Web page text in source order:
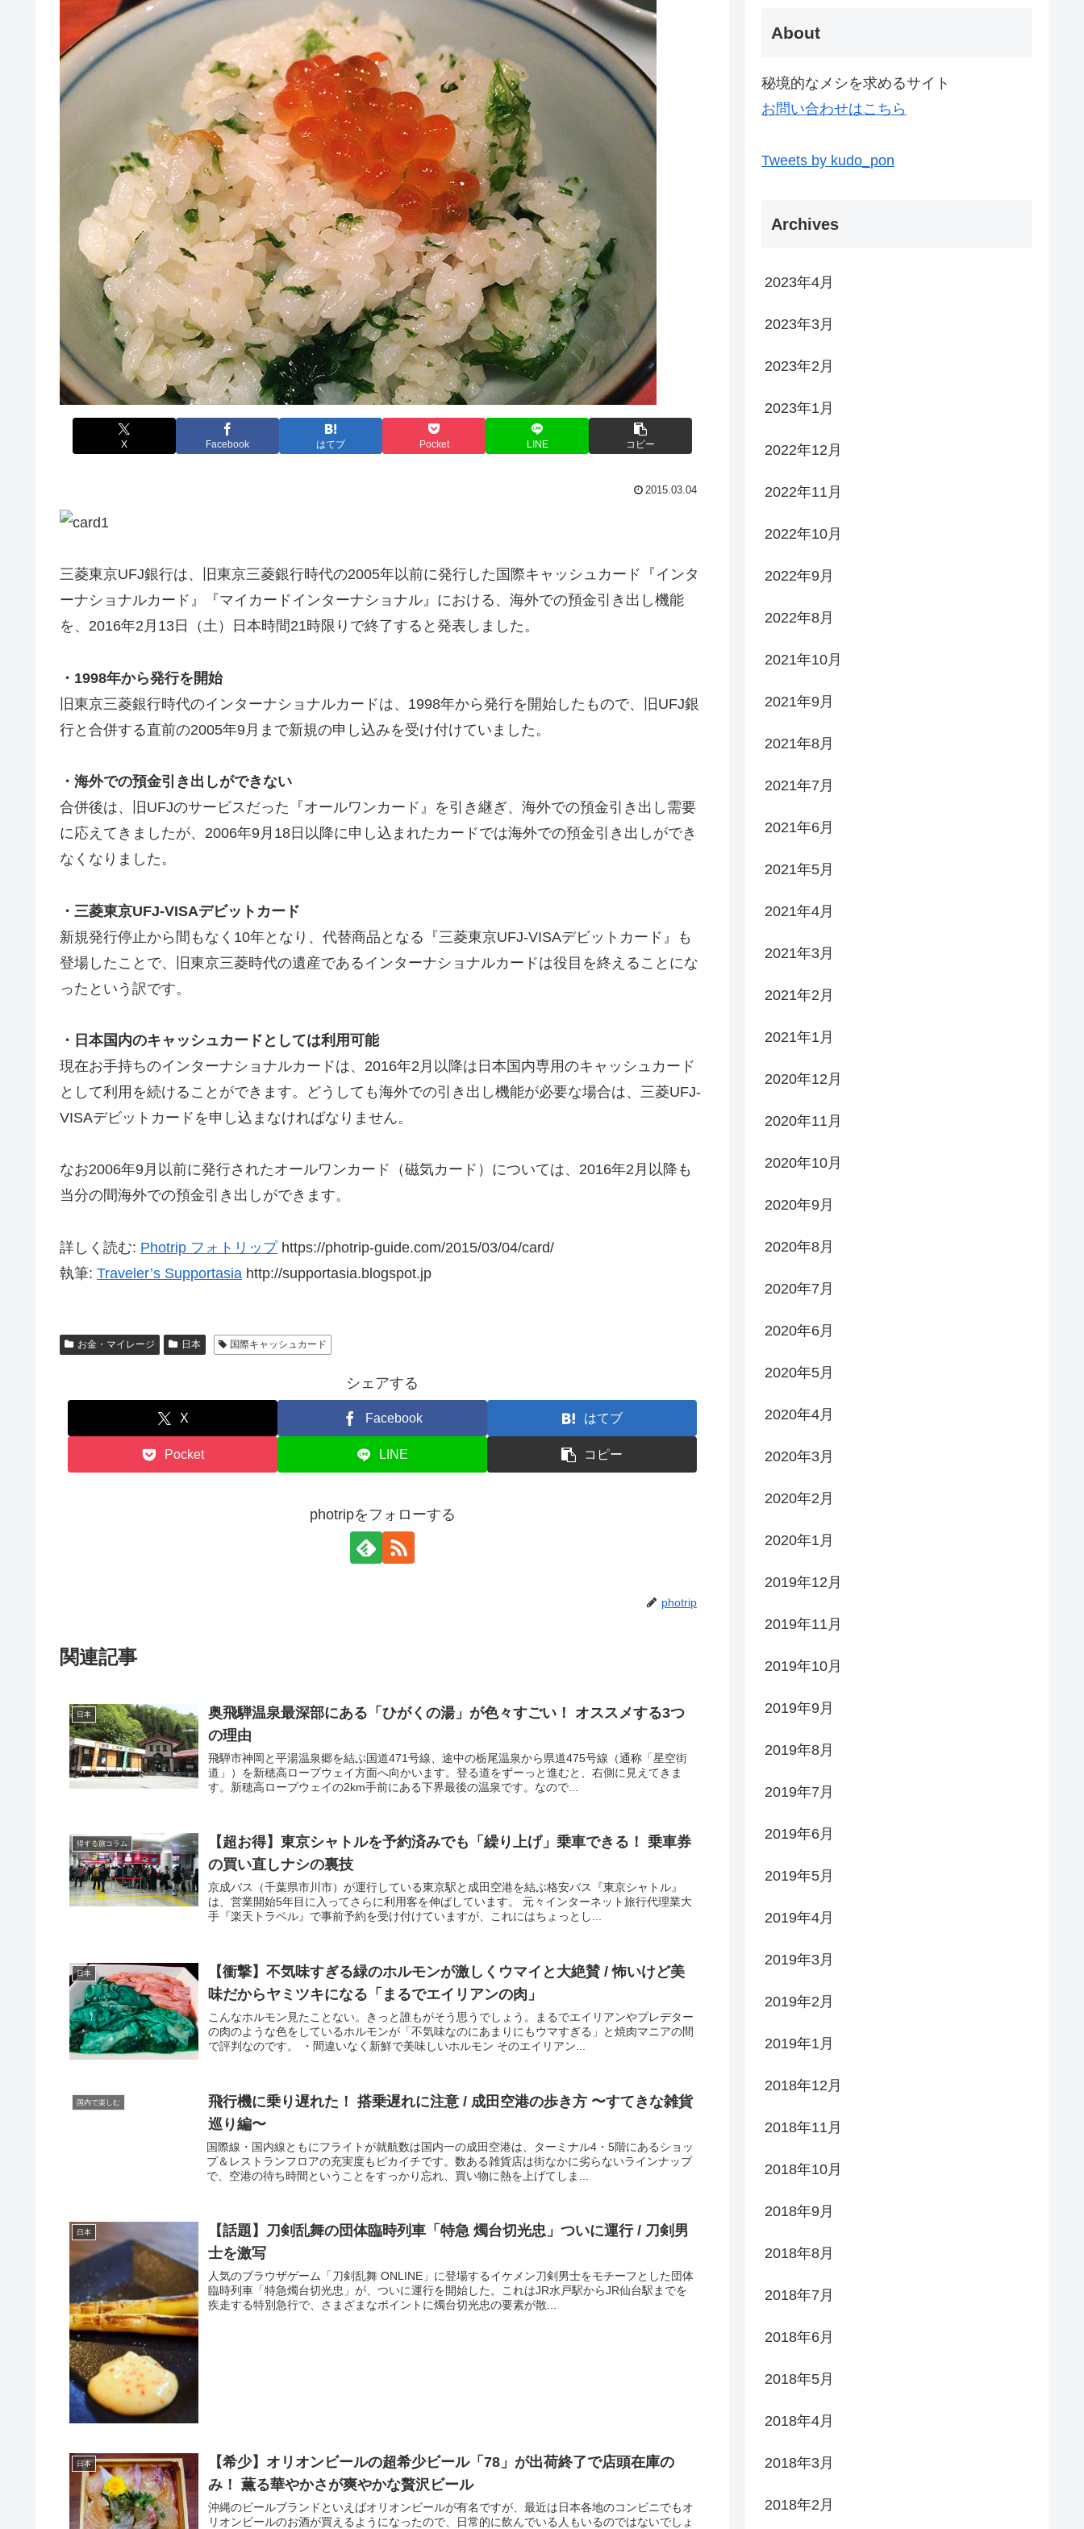
X Facebook はてブ Pocket LINE コピー
2015.03.04
三菱東京UFJ銀行は、旧東京三菱銀行時代の2005年以前に発行した国際キャッシュカード『インタ
ーナショナルカード』『マイカードインターナショナル』における、海外での預金引き出し機能
を、2016年2月13日（土）日本時間21時限りで終了すると発表しました。
・1998年から発行を開始
旧東京三菱銀行時代のインターナショナルカードは、1998年から発行を開始したもので、旧UFJ銀
行と合併する直前の2005年9月まで新規の申し込みを受け付けていました。
・海外での預金引き出しができない
合併後は、旧UFJのサービスだった『オールワンカード』を引き継ぎ、海外での預金引き出し需要
に応えてきましたが、2006年9月18日以降に申し込まれたカードでは海外での預金引き出しができ
なくなりました。
・三菱東京UFJ-VISAデビットカード
新規発行停止から間もなく10年となり、代替商品となる『三菱東京UFJ-VISAデビットカード』も
登場したことで、旧東京三菱時代の遺産であるインターナショナルカードは役目を終えることにな
ったという訳です。
・日本国内のキャッシュカードとしては利用可能
現在お手持ちのインターナショナルカードは、2016年2月以降は日本国内専用のキャッシュカード
として利用を続けることができます。どうしても海外での引き出し機能が必要な場合は、三菱UFJ-
VISAデビットカードを申し込まなければなりません。
なお2006年9月以前に発行されたオールワンカード（磁気カード）については、2016年2月以降も
当分の間海外での預金引き出しができます。
詳しく読む: Photrip フォトリップhttps://photrip-guide.com/2015/03/04/card/
執筆: Traveler’s Supportasia http://supportasia.blogspot.jp
お金・マイレージ 日本 国際キャッシュカード
シェアする
X Facebook はてブ
Pocket LINE コピー
photripをフォローする
photrip
関連記事
日本
奥飛騨温泉最深部にある「ひがくの湯」が色々すごい！ オススメする3つ
の理由
飛騨市神岡と平湯温泉郷を結ぶ国道471号線、途中の栃尾温泉から県道475号線（通称「星空街
道」）を新穂高ロープウェイ方面へ向かいます。登る道をずーっと進むと、右側に見えてきま
す。新穂高ロープウェイの2km手前にある下界最後の温泉です。なので...
得する旅コラム
【超お得】東京シャトルを予約済みでも「繰り上げ」乗車できる！ 乗車券
の買い直しナシの裏技
京成バス（千葉県市川市）が運行している東京駅と成田空港を結ぶ格安バス『東京シャトル』
は、営業開始5年目に入ってさらに利用客を伸ばしています。 元々インターネット旅行代理業大
手『楽天トラベル』で事前予約を受け付けていますが、これにはちょっとし...
日本
【衝撃】不気味すぎる緑のホルモンが激しくウマイと大絶賛 / 怖いけど美
味だからヤミツキになる「まるでエイリアンの肉」
こんなホルモン見たことない。きっと誰もがそう思うでしょう。まるでエイリアンやプレデター
の肉のような色をしているホルモンが「不気味なのにあまりにもウマすぎる」と焼肉マニアの間
で評判なのです。 ・間違いなく新鮮で美味しいホルモン そのエイリアン...
国内で楽しむ
飛行機に乗り遅れた！ 搭乗遅れに注意 / 成田空港の歩き方 〜すてきな雑貨
巡り編〜
国際線・国内線ともにフライトが就航数は国内一の成田空港は、ターミナル4・5階にあるショッ
プ＆レストランフロアの充実度もピカイチです。数ある雑貨店は街なかに劣らないラインナップ
で、空港の待ち時間ということをすっかり忘れ、買い物に熱を上げてしま...
日本
【話題】刀剣乱舞の団体臨時列車「特急 燭台切光忠」ついに運行 / 刀剣男
士を激写
人気のブラウザゲーム「刀剣乱舞 ONLINE」に登場するイケメン刀剣男士をモチーフとした団体
臨時列車「特急燭台切光忠」が、ついに運行を開始した。これはJR水戸駅からJR仙台駅までを
疾走する特別急行で、さまざまなポイントに燭台切光忠の要素が散...
日本
【希少】オリオンビールの超希少ビール「78」が出荷終了で店頭在庫の
み！ 薫る華やかさが爽やかな贅沢ビール
沖縄のビールブランドといえばオリオンビールが有名ですが、最近は日本各地のコンビニでもオ
リオンビールのお酒が買えるようになったので、日常的に飲んでいる人もいるのではないでしょ
About
秘境的なメシを求めるサイト
お問い合わせはこちら
Tweets by kudo_pon
Archives
2023年4月
2023年3月
2023年2月
2023年1月
2022年12月
2022年11月
2022年10月
2022年9月
2022年8月
2021年10月
2021年9月
2021年8月
2021年7月
2021年6月
2021年5月
2021年4月
2021年3月
2021年2月
2021年1月
2020年12月
2020年11月
2020年10月
2020年9月
2020年8月
2020年7月
2020年6月
2020年5月
2020年4月
2020年3月
2020年2月
2020年1月
2019年12月
2019年11月
2019年10月
2019年9月
2019年8月
2019年7月
2019年6月
2019年5月
2019年4月
2019年3月
2019年2月
2019年1月
2018年12月
2018年11月
2018年10月
2018年9月
2018年8月
2018年7月
2018年6月
2018年5月
2018年4月
2018年3月
2018年2月